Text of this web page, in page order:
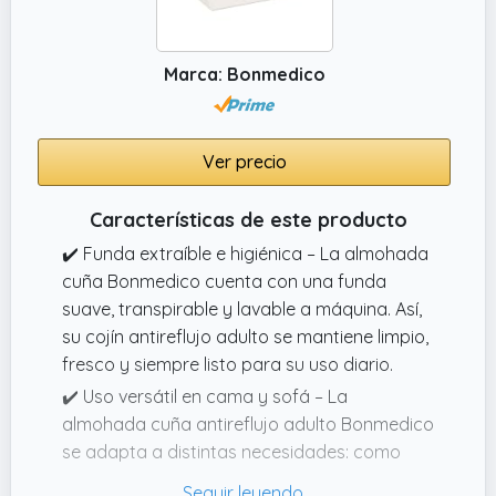
obesidad, usuarios encamados o en
postoperatorios.
✔️ GUÍA DE USO: Se debe cambiar la postura
del usuario encamado con la ayuda del cojín
cambios posturales cada 23 horas
cambiar los puntos de apoyo. La posturas
más frecuentes son acostado boca arriba y
acostado de lado sea a izquierdo o derecho
para prevenir las úlceras por presión.
Marca: Bonmedico
Ver precio
Características de este producto
✔️ Funda extraíble e higiénica – La almohada
cuña Bonmedico cuenta con una funda
suave, transpirable y lavable a máquina. Así,
su cojín antireflujo adulto se mantiene limpio,
fresco y siempre listo para su uso diario.
✔️ Uso versátil en cama y sofá – La
almohada cuña antireflujo adulto Bonmedico
se adapta a distintas necesidades: como